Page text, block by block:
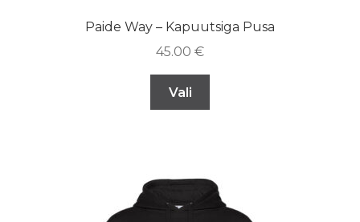
Paide Way – Kapuutsiga Pusa
45.00 €
Vali